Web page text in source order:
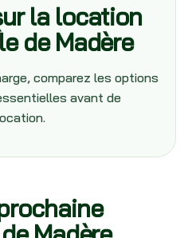
la location
de Madère
comparez les options
avant de